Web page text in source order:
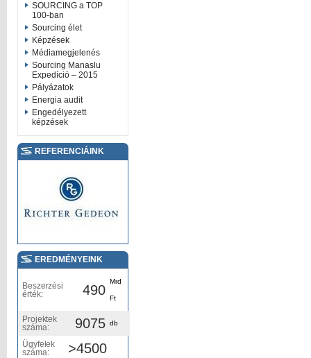
SOURCING a TOP
100-ban
Sourcing élet
Képzések
Médiamegjelenés
Sourcing Manaslu
Expedíció – 2015
Pályázatok
Energia audit
Engedélyezett
képzések
REFERENCIÁINK
EREDMÉNYEINK
Beszerzési
érték:
490
Mrd
Ft
Projektek
száma:
9075 db
Ügyfelek
száma:
>4500